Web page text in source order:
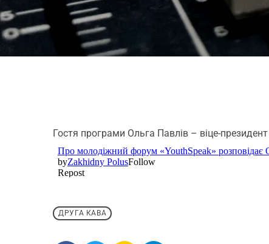
Гостя програми Ольга Павлів – віце-
ДРУГА КАВА